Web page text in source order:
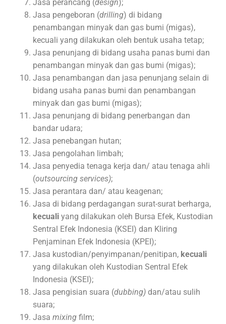
Jasa perancang (design);
Jasa pengeboran (drilling) di bidang
penambangan minyak dan gas bumi (migas),
kecuali yang dilakukan oleh bentuk usaha tetap;
Jasa penunjang di bidang usaha panas bumi dan
penambangan minyak dan gas bumi (migas);
Jasa penambangan dan jasa penunjang selain di
bidang usaha panas bumi dan penambangan
minyak dan gas bumi (migas);
Jasa penunjang di bidang penerbangan dan
bandar udara;
Jasa penebangan hutan;
Jasa pengolahan limbah;
Jasa penyedia tenaga kerja dan/ atau tenaga ahli
(outsourcing services);
Jasa perantara dan/ atau keagenan;
Jasa di bidang perdagangan surat-surat berharga,
kecuali yang dilakukan oleh Bursa Efek, Kustodian
Sentral Efek Indonesia (KSEI) dan Kliring
Penjaminan Efek Indonesia (KPEI);
Jasa kustodian/penyimpanan/penitipan, kecuali
yang dilakukan oleh Kustodian Sentral Efek
Indonesia (KSEI);
Jasa pengisian suara (dubbing) dan/atau sulih
suara;
Jasa mixing film;